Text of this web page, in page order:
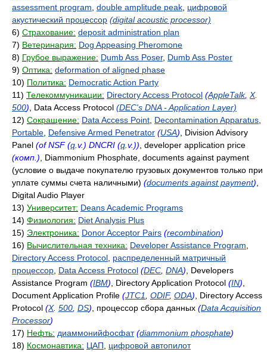
assessment program double amplitude peak цифровой
акустический процессор (digital acoustic processor)
6) Страхование: deposit administration plan
7) Ветеринария: Dog Appeasing Pheromone
8) Грубое выражение: Dumb Ass Poser, Dumb Ass Poster
9) Оптика: deformation of aligned phase
10) Политика: Democratic Action Party
11) Телекоммуникации: Directory Access Protocol (AppleTalk, X.
500) , Data Access Protocol (DEC's DNA - Application Layer)
12) Сокращение: Data Access Point Decontamination Apparatus
Portable Defensive Armed Penetrator (USA) , Division Advisory
Panel (of NSF (q .v.) DNCRI (q .v.)) , developer application price
(комп.) , Diammonium Phosphate, documents against payment
(условие о выдаче покупателю грузовых документов только при
уплате суммы счета наличными) (documents against payment)
Digital Audio Player
13) Университет: Deans Academic Programs
14) Физиология: Diet Analysis Plus
15) Электроника: Donor Acceptor Pairs (recombination)
16) Вычислительная техника: Developer Assistance Program
Directory Access Protocol распределенный матричный
процессор Data Access Protocol (DEC DNA) , Developers
Assistance Program (IBM) , Directory Application Protocol (IN)
Document Application Profile (JTC1 ODIF, ODA) , Directory Access
Protocol (X. 500 DS) , процессор сбора данных (Data Acquisition
Processor)
17) Нефть: диаммонийфосфат (diammonium phosphate)
18) Космонавтика: ЦАП
цифровой автопилот